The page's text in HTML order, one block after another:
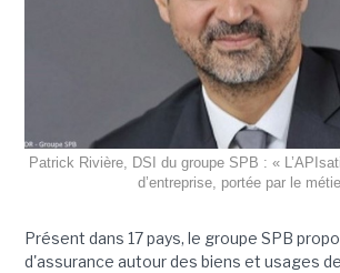
Patrick Rivière, DSI du groupe SPB : «
d’entreprise, portée par le
Présent dans 17 pays, le groupe SPB
d'assurance autour des biens et usages